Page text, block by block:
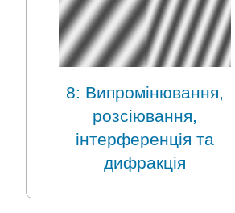
8: Випромінювання,
розсіювання,
інтерференція та
дифракція